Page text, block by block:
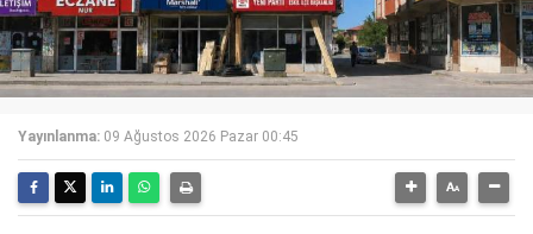
Yayınlanma: 09 Ağustos 2026 Pazar 00:45